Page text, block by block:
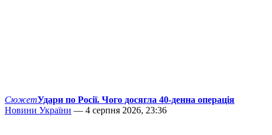
СюжетУдари по Росії. Чого досягла 40-денна операція
Новини України — 4 серпня 2026, 23:36